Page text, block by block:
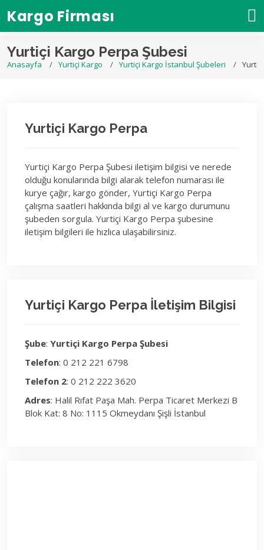
Kargo Firması
Yurtiçi Kargo Perpa Şubesi
Anasayfa Yurtiçi Kargo Yurtiçi Kargo İstanbul Şubeleri
Yurtiçi Kargo Perpa
Yurtiçi Kargo Perpa Şubesi iletişim bilgisi ve nerede
olduğu konularında bilgi alarak telefon numarası ile
kurye çağır, kargo gönder, Yurtiçi Kargo Perpa
çalışma saatleri hakkında bilgi al ve kargo durumunu
şubeden sorgula. Yurtiçi Kargo Perpa şubesine
iletişim bilgileri ile hızlıca ulaşabilirsiniz.
Yurtiçi Kargo Perpa İletişim Bilgisi
Şube: Yurtiçi Kargo Perpa Şubesi
Telefon: 0 212 221 6798
Telefon 2: 0 212 222 3620
Adres: Halil Rıfat Paşa Mah. Perpa Ticaret Merkezi B
Blok Kat: 8 No: 1115 Okmeydanı Şişli İstanbul